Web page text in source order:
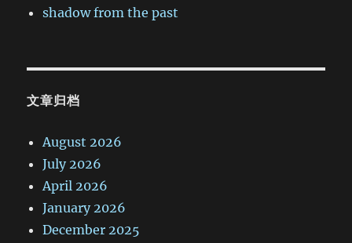
shadow from the past
文章归档
August 2026
July 2026
April 2026
January 2026
December 2025